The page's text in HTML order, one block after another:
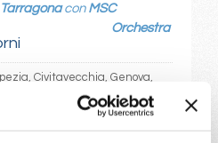
Tarragonacon MSC
Orchestra
Civitavecchia, Genova,